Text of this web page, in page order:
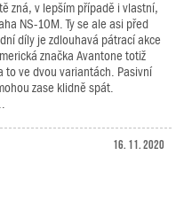
zná, v lepším případě i vlastní,
NS-10M. Ty se ale asi před
díly je zdlouhavá pátrací akce
značka Avantone totiž
to ve dvou variantách. Pasivní
zase klidně spát.
16. 11. 2020